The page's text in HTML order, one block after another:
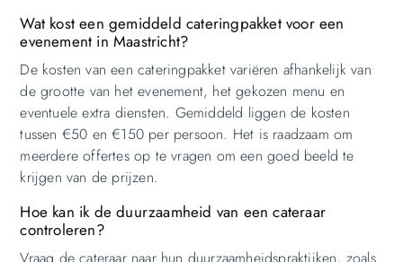
Wat kost een gemiddeld cateringpakket voor een
evenement in Maastricht?
De kosten van een cateringpakket variëren afhankelijk van
de grootte van het evenement, het gekozen menu en
eventuele extra diensten. Gemiddeld liggen de kosten
tussen €50 en €150 per persoon. Het is raadzaam om
meerdere offertes op te vragen om een goed beeld te
krijgen van de prijzen.
Hoe kan ik de duurzaamheid van een cateraar
controleren?